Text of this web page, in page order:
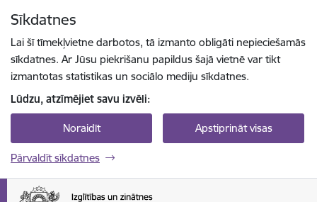
Sīkdatnes
Lai šī tīmekļvietne darbotos, tā izmanto obligāti nepieciešamās
sīkdatnes. Ar Jūsu piekrišanu papildus šajā vietnē var tikt
izmantotas statistikas un sociālo mediju sīkdatnes.
Lūdzu, atzīmējiet savu izvēli:
Noraidīt Apstiprināt visas
Pārvaldīt sīkdatnes